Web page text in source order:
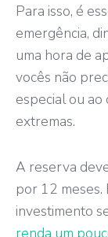
Para isso, é
emergência,
uma hora de
vocês não
especial ou ao
extremas.
A reserva
por 12 meses.
investimento
renda um